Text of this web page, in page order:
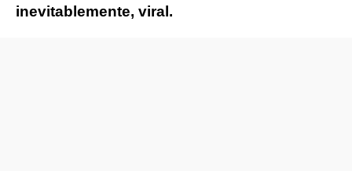
inevitablemente, viral.